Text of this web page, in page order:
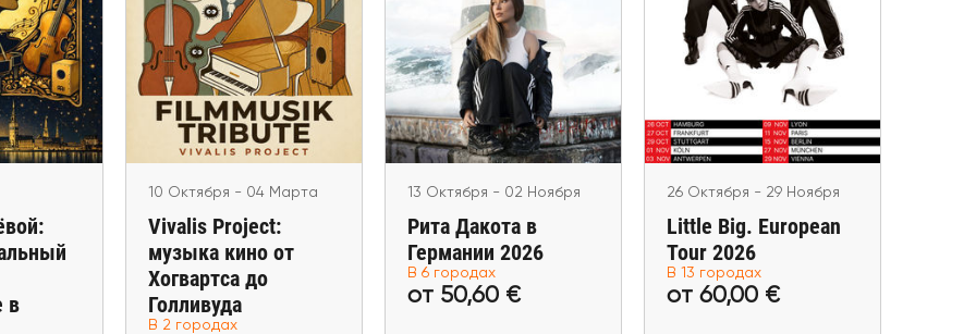
€
в
10 Октября - 04 Марта
Vivalis Project: музыка
кино от Хогвартса до
Голливуда
Hamburg, Wien
от 20,00 €
10 Октября - 04 Марта
Vivalis Project:
музыка кино от
Хогвартса до
Голливуда
В 2 городах
13 Октября - 02 Ноября
Рита Дакота в
Германии 2026
Bremen, Frankfurt am Main,
Köln, Hamburg, Berlin,
München
13 Октября - 02 Ноября
Рита Дакота в
Германии 2026
В 6 городах
от 50,60 €
Little Big. European
Tour 2026
Hamburg, Frankfurt am Main,
Stuttgart, Köln, Antwerpen,
Paris, Berlin, München,
Haarlem, Praha, Budapest,
Lyon (Villeurbanne), Wien
26 Октября - 29 Ноября
Little Big. European
Tour 2026
В 13 городах
от 60,00 €